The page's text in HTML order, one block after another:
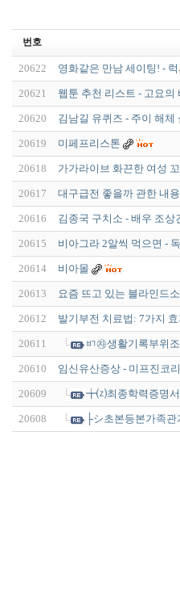
번호
20622 영화같은 만남 세이팅! -
20621 웹툰 추천 리스트 - 고요의
20620 김남길 유퀴즈 - 주이 해체
20619 미페프리스톤
20618 가가라이브 화끈한 여성
20617 대구급전 좋을까 관한 내
20616 김종국 구치소 - 배우 조상
20615 비아그라 2알씩 먹으면 -
20614 비아몰
20613 요즘 뜨고 있는 블라인드
20612 발기부전 치료법: 7가지
20611 ㅲ㉶생활기록부위
20610 임신유산증상 - 미프진코
20609 ╈⒵최종학력증명서
20608 ├シ초본등본가족